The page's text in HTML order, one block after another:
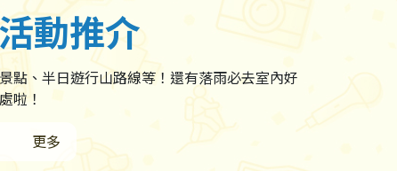
動推介
點、半日遊行山路線等！還有落雨必去室內好
啦！
更多